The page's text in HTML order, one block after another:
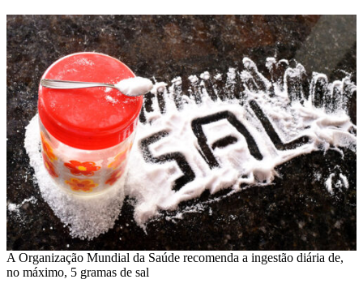
A Organização Mundial da Saúde recomenda a ingestão diária de,
no máximo, 5 gramas de sal